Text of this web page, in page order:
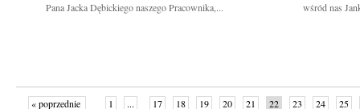
Pana Jacka Dębickiego naszego Pracownika,...
wśród nas
« poprzednie 1 ... 17 18 19 20 21 22 23 24 25